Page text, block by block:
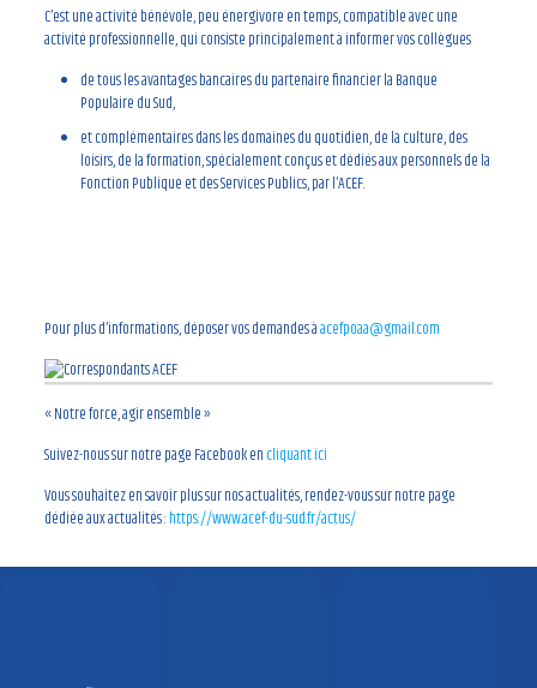
C’est une activité bénévole, peu énergivore en temps, compatible avec une
activité professionnelle, qui consiste principalement à informer vos collègues
de tous les avantages bancaires du partenaire financier la Banque
Populaire du Sud,
et complémentaires dans les domaines du quotidien, de la culture, des
loisirs, de la formation, spécialement conçus et dédiés aux personnels de la
Fonction Publique et des Services Publics, par l’ACEF.
Pour plus d’informations, déposer vos demandes àacefpoaa@gmail.com
« Notre force, agir ensemble »
Suivez-nous sur notre page Facebook en cliquant ici
Vous souhaitez en savoir plus sur nos actualités, rendez-vous sur notre page
dédiée aux actualités : https://www.acef-du-sud.fr/actus/